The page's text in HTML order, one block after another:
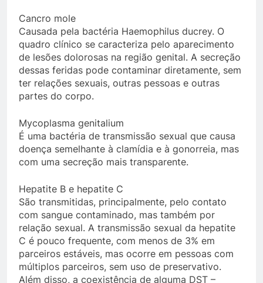
Cancro mole
Causada pela bactéria Haemophilus ducrey. O
quadro clínico se caracteriza pelo aparecimento
de lesões dolorosas na região genital. A secreção
dessas feridas pode contaminar diretamente, sem
ter relações sexuais, outras pessoas e outras
partes do corpo.
Mycoplasma genitalium
É uma bactéria de transmissão sexual que causa
doença semelhante à clamídia e à gonorreia, mas
com uma secreção mais transparente.
Hepatite B e hepatite C
São transmitidas, principalmente, pelo contato
com sangue contaminado, mas também por
relação sexual. A transmissão sexual da hepatite
C é pouco frequente, com menos de 3% em
parceiros estáveis, mas ocorre em pessoas com
múltiplos parceiros, sem uso de preservativo.
Além disso, a coexistência de alguma DST –